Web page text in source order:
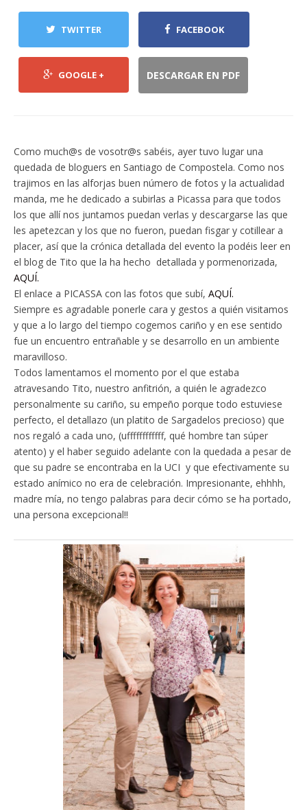
TWITTER FACEBOOK
GOOGLE + DESCARGAR EN PDF
Como much@s de vosotr@s sabéis, ayer tuvo lugar una
quedada de bloguers en Santiago de Compostela. Como nos
trajimos en las alforjas buen número de fotos y la actualidad
manda, me he dedicado a subirlas a Picassa para que todos
los que allí nos juntamos puedan verlas y descargarse las que
les apetezcan y los que no fueron, puedan fisgar y cotillear a
placer, así que la crónica detallada del evento la podéis leer en
el blog de Tito que la ha hecho detallada y pormenorizada,
AQUÍ.
El enlace a PICASSA con las fotos que subí, AQUÍ.
Siempre es agradable ponerle cara y gestos a quién visitamos
y que a lo largo del tiempo cogemos cariño y en ese sentido
fue un encuentro entrañable y se desarrollo en un ambiente
maravilloso.
Todos lamentamos el momento por el que estaba
atravesando Tito, nuestro anfitrión, a quién le agradezco
personalmente su cariño, su empeño porque todo estuviese
perfecto, el detallazo (un platito de Sargadelos precioso) que
nos regaló a cada uno, (uffffffffffff, qué hombre tan súper
atento) y el haber seguido adelante con la quedada a pesar de
que su padre se encontraba en la UCI y que efectivamente su
estado anímico no era de celebración. Impresionante, ehhhh,
madre mía, no tengo palabras para decir cómo se ha portado,
una persona excepcional!!